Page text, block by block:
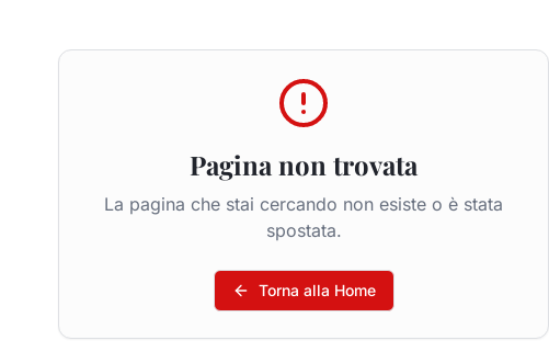
Pagina non trovata
La pagina che stai cercando non esiste o è stata
spostata.
Torna alla Home